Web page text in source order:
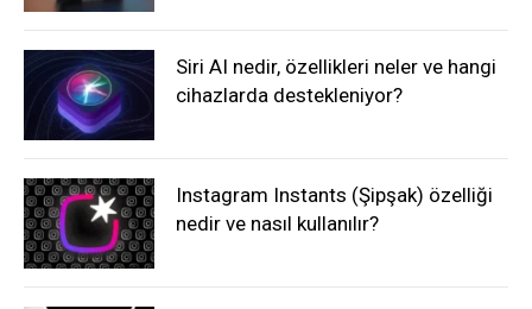
Siri AI nedir, özellikleri neler ve hangi
cihazlarda destekleniyor?
Instagram Instants (Şipşak) özelliği
nedir ve nasıl kullanılır?